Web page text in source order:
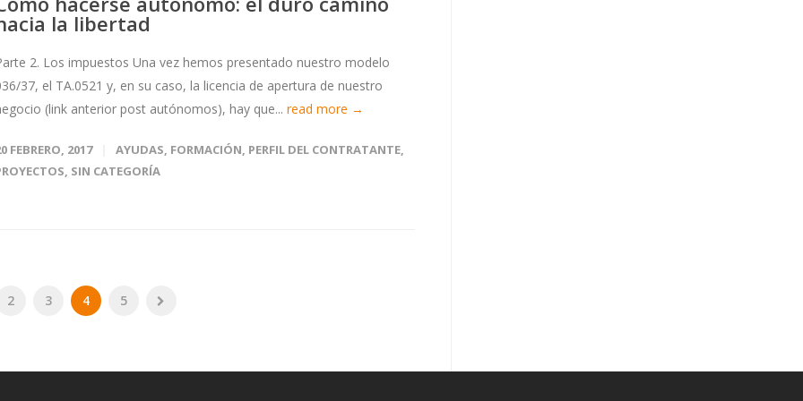
la libertad
2. Los impuestos Una vez hemos presentado nuestro modelo
37, el TA.0521 y, en su caso, la licencia de apertura de nuestro
(link anterior post autónomos), hay que... read more →
FEBRERO, 2017 AYUDAS, FORMACIÓN, PERFIL DEL CONTRATANTE,
, SIN CATEGORÍA
2 3 4 5